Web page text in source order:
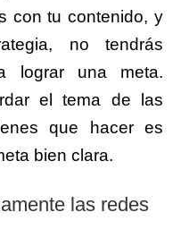
con tu contenido, y
no tendrás
lograr una meta.
el tema de las
que hacer es
bien clara.
las redes